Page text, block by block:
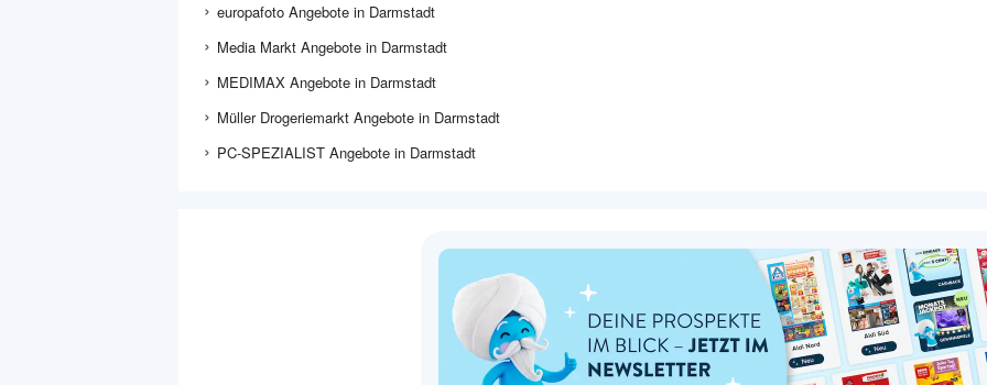
europafoto Angebote in Darmstadt
Media Markt Angebote in Darmstadt
MEDIMAX Angebote in Darmstadt
Müller Drogeriemarkt Angebote in Darmstadt
PC-SPEZIALIST Angebote in Darmstadt